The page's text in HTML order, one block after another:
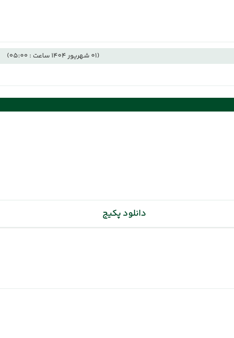
(01 شهریور 1404 ساعت : 05:00)
دانلود پکیج